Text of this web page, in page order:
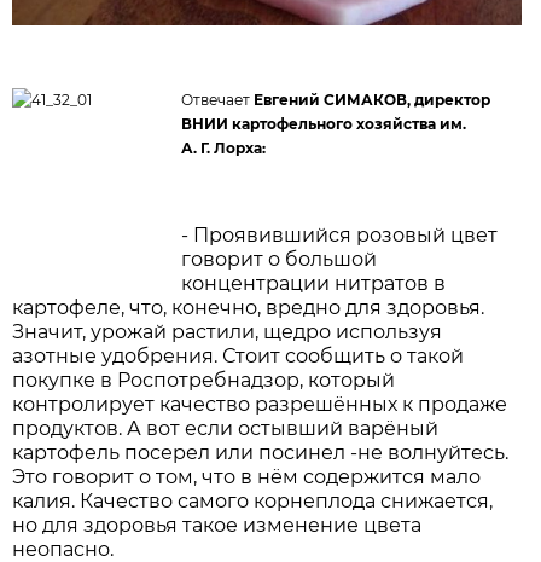
Отвечает Евгений СИМАКОВ, директор
ВНИИ картофельного хозяйства им.
А. Г. Лорха:
- Проявившийся розовый цвет
говорит о большой
концентрации нитратов в
картофеле, что, конечно, вредно для здоровья.
Значит, урожай растили, щедро используя
азотные удобрения. Стоит сообщить о такой
покупке в Роспотребнадзор, который
контролирует качество разрешённых к продаже
продуктов. А вот если остывший варёный
картофель посерел или посинел -не волнуйтесь.
Это говорит о том, что в нём содержится мало
калия. Качество самого корнеплода снижается,
но для здоровья такое изменение цвета
неопасно.